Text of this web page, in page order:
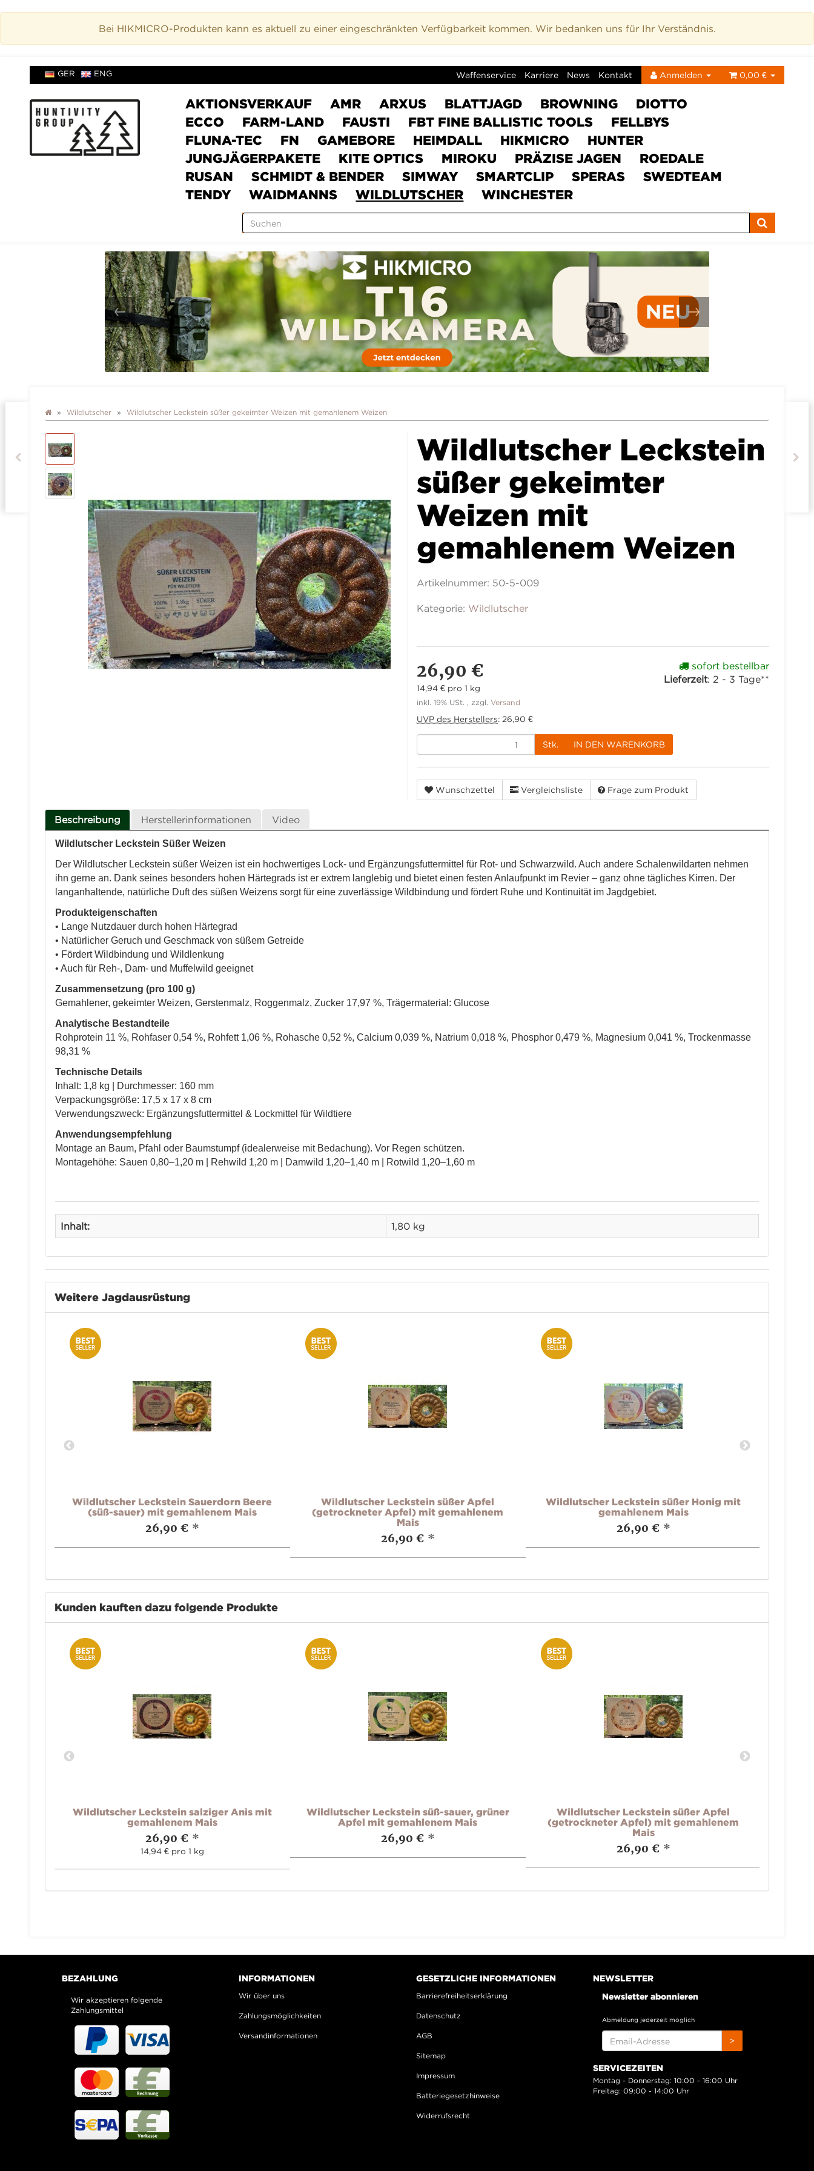
Bei HIKMICRO-Produkten kann es aktuell zu einer eingeschränkten Verfügbarkeit kommen. Wir bedanken uns für Ihr Verständnis.
GER ENG Waffenservice Karriere News Kontakt Anmelden 0,00 €
AKTIONSVERKAUF AMR ARXUS BLATTJAGD BROWNING
DIOTTO
ECCO
FARM-LAND FAUSTI FBT FINE BALLISTIC TOOLS
FELLBYS
FLUNA-TEC
FN GAMEBORE HEIMDALL HIKMICRO
HUNTER
JUNGJÄGERPAKETE
KITE OPTICS MIROKU PRÄZISE JAGEN
ROEDALE
RUSAN
SCHMIDT & BENDER SIMWAY SMARTCLIP SPERAS
SWEDTEAM
TENDY
WAIDMANNS WILDLUTSCHER WINCHESTER
Wildlutscher Wildlutscher Leckstein süßer gekeimter Weizen mit gemahlenem Weizen
Wildlutscher Leckstein
süßer gekeimter
Weizen mit
gemahlenem Weizen
Artikelnummer: 50-5-009
Kategorie: Wildlutscher
26,90 €
14,94 € pro 1 kg
inkl. 19% USt. , zzgl. Versand
UVP des Herstellers: 26,90 €
sofort bestellbar
Lieferzeit: 2 - 3 Tage**
Stk. IN DEN WARENKORB
Wunschzettel Vergleichsliste Frage zum Produkt
Beschreibung Herstellerinformationen Video
Wildlutscher Leckstein Süßer Weizen
Der Wildlutscher Leckstein süßer Weizen ist ein hochwertiges Lock- und Ergänzungsfuttermittel für Rot- und Schwarzwild. Auch andere Schalenwildarten nehmen
ihn gerne an. Dank seines besonders hohen Härtegrads ist er extrem langlebig und bietet einen festen Anlaufpunkt im Revier – ganz ohne tägliches Kirren. Der
langanhaltende, natürliche Duft des süßen Weizens sorgt für eine zuverlässige Wildbindung und fördert Ruhe und Kontinuität im Jagdgebiet.
Produkteigenschaften
• Lange Nutzdauer durch hohen Härtegrad
• Natürlicher Geruch und Geschmack von süßem Getreide
• Fördert Wildbindung und Wildlenkung
• Auch für Reh-, Dam- und Muffelwild geeignet
Zusammensetzung (pro 100 g)
Gemahlener, gekeimter Weizen, Gerstenmalz, Roggenmalz, Zucker 17,97 %, Trägermaterial: Glucose
Analytische Bestandteile
Rohprotein 11 %, Rohfaser 0,54 %, Rohfett 1,06 %, Rohasche 0,52 %, Calcium 0,039 %, Natrium 0,018 %, Phosphor 0,479 %, Magnesium 0,041 %, Trockenmasse
98,31 %
Technische Details
Inhalt: 1,8 kg | Durchmesser: 160 mm
Verpackungsgröße: 17,5 x 17 x 8 cm
Verwendungszweck: Ergänzungsfuttermittel & Lockmittel für Wildtiere
Anwendungsempfehlung
Montage an Baum, Pfahl oder Baumstumpf (idealerweise mit Bedachung). Vor Regen schützen.
Montagehöhe: Sauen 0,80–1,20 m | Rehwild 1,20 m | Damwild 1,20–1,40 m | Rotwild 1,20–1,60 m
Inhalt: 1,80 kg
Weitere Jagdausrüstung
Wildlutscher Leckstein Sauerdorn Beere
(süß-sauer) mit gemahlenem Mais
26,90 € *
Wildlutscher Leckstein süßer Apfel
(getrockneter Apfel) mit gemahlenem
Mais
26,90 € *
Wildlutscher Leckstein süßer Honig mit
gemahlenem Mais
26,90 € *
Kunden kauften dazu folgende Produkte
Wildlutscher Leckstein salziger Anis mit
gemahlenem Mais
26,90 € *
14,94 € pro 1 kg
Wildlutscher Leckstein süß-sauer, grüner
Apfel mit gemahlenem Mais
26,90 € *
Wildlutscher Leckstein süßer Apfel
(getrockneter Apfel) mit gemahlenem
Mais
26,90 € *
BEZAHLUNG
Wir akzeptieren folgende
Zahlungsmittel
INFORMATIONEN
Wir über uns
Zahlungsmöglichkeiten
Versandinformationen
GESETZLICHE INFORMATIONEN
Barrierefreiheitserklärung
Datenschutz
AGB
Sitemap
Impressum
Batteriegesetzhinweise
Widerrufsrecht
NEWSLETTER
Newsletter abonnieren
Abmeldung jederzeit möglich
ADRESSE
>
SERVICEZEITEN
Montag - Donnerstag: 10:00 - 16:00 Uhr
Freitag: 09:00 - 14:00 Uhr